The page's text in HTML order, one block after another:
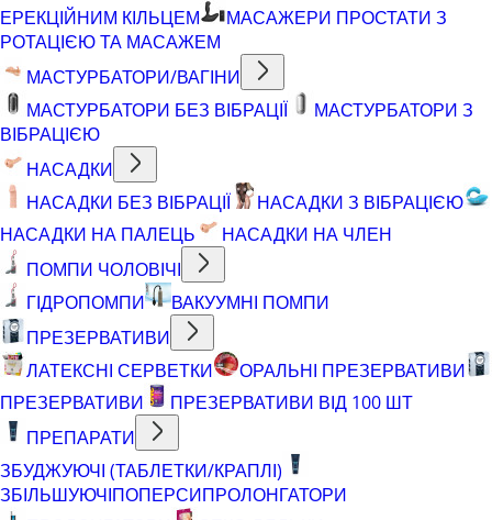
ЕРЕКЦІЙНИМ КІЛЬЦЕМ
МАСАЖЕРИ ПРОСТАТИ З
РОТАЦІЄЮ ТА МАСАЖЕМ
МАСТУРБАТОРИ/ВАГІНИ
МАСТУРБАТОРИ БЕЗ ВІБРАЦІЇ
МАСТУРБАТОРИ З
ВІБРАЦІЄЮ
НАСАДКИ
НАСАДКИ БЕЗ ВІБРАЦІЇ
НАСАДКИ З ВІБРАЦІЄЮ
НАСАДКИ НА ПАЛЕЦЬ
НАСАДКИ НА ЧЛЕН
ПОМПИ ЧОЛОВІЧІ
ГІДРОПОМПИ
ВАКУУМНІ ПОМПИ
ПРЕЗЕРВАТИВИ
ЛАТЕКСНІ СЕРВЕТКИ
ОРАЛЬНІ ПРЕЗЕРВАТИВИ
ПРЕЗЕРВАТИВИ
ПРЕЗЕРВАТИВИ ВІД 100 ШТ
ПРЕПАРАТИ
ЗБУДЖУЮЧІ (ТАБЛЕТКИ/КРАПЛІ)
ЗБІЛЬШУЮЧІПОПЕРСИПРОЛОНГАТОРИ